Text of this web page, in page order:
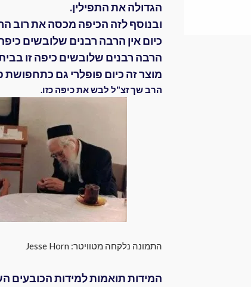
הגדולה את התפילין.
ובנוסף לזה הכיפה מכסה את רוב
כיום אין הרבה רבנים שלובשים
הרבה רבנים שלובשים כיפה זו
מוצר זה כיום פופלרי גם כתחפושת
הרב שך זצ"ל לבש את כיפה כזו.
התמונה נלקחה מטוויטר: Jesse Horn
המידות תואמות למידות הכובעים